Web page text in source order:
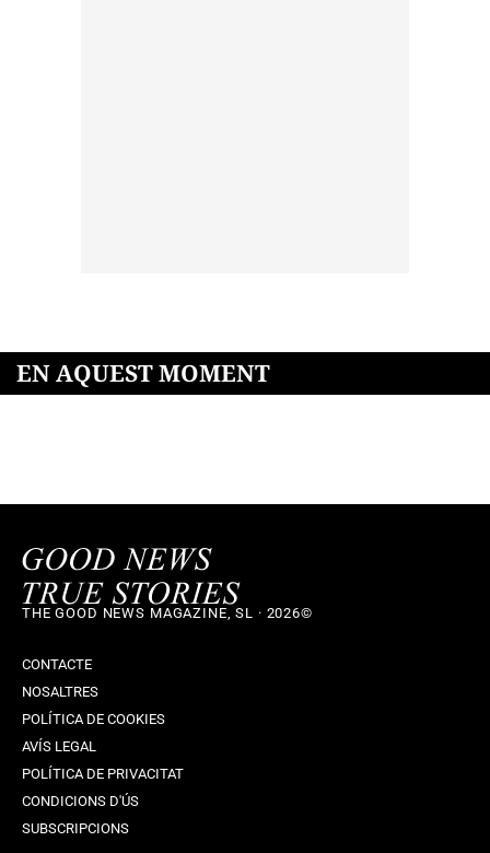
EN AQUEST MOMENT
THE GOOD NEWS MAGAZINE, SL · 2026©
CONTACTE
NOSALTRES
POLÍTICA DE COOKIES
AVÍS LEGAL
POLÍTICA DE PRIVACITAT
CONDICIONS D'ÚS
SUBSCRIPCIONS